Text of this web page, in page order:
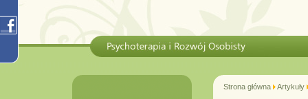
Strona główna Artykuły